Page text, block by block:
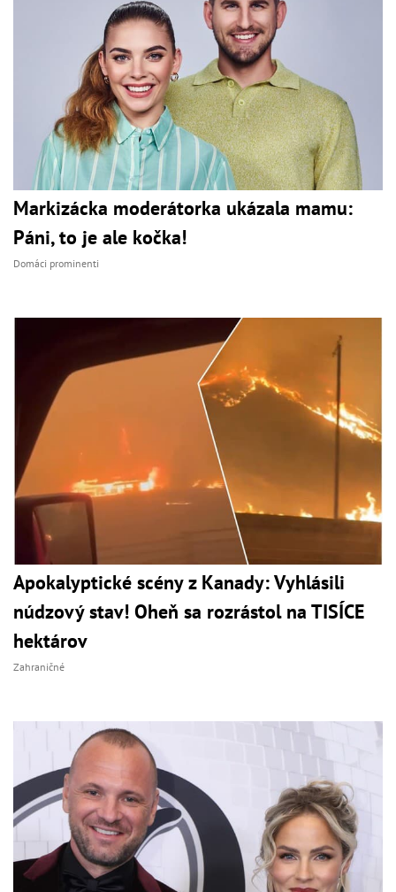
Markizácka moderátorka ukázala mamu:
Páni, to je ale kočka!
Domáci prominenti
Apokalyptické scény z Kanady: Vyhlásili
núdzový stav! Oheň sa rozrástol na TISÍCE
hektárov
Zahraničné